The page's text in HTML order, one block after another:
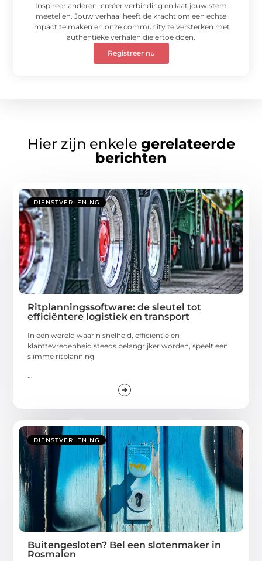
Inspireer anderen, creëer verbinding en laat jouw stem
meetellen. Jouw verhaal heeft de kracht om een echte
impact te maken en onze community te versterken met
authentieke verhalen die ertoe doen.
Registreer nu
Hier zijn enkele gerelateerde
berichten
DIENSTVERLENING
Ritplanningssoftware: de sleutel tot
efficiëntere logistiek en transport
In een wereld waarin snelheid, efficiëntie en
klanttevredenheid steeds belangrijker worden, speelt een
slimme ritplanning
...
DIENSTVERLENING
Buitengesloten? Bel een slotenmaker in
Rosmalen